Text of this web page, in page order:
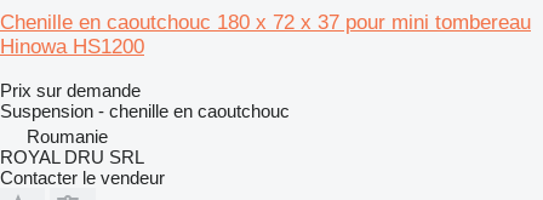
Chenille en caoutchouc 180 x 72 x 37 pour mini tombereau
Hinowa HS1200
Prix sur demande
Suspension - chenille en caoutchouc
Roumanie
ROYAL DRU SRL
Contacter le vendeur